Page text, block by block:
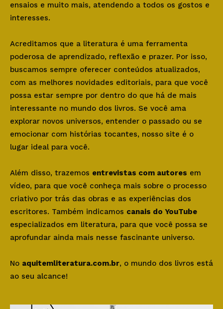
ensaios e muito mais, atendendo a todos os gostos e
interesses.
Acreditamos que a literatura é uma ferramenta
poderosa de aprendizado, reflexão e prazer. Por isso,
buscamos sempre oferecer conteúdos atualizados,
com as melhores novidades editoriais, para que você
possa estar sempre por dentro do que há de mais
interessante no mundo dos livros. Se você ama
explorar novos universos, entender o passado ou se
emocionar com histórias tocantes, nosso site é o
lugar ideal para você.
Além disso, trazemos entrevistas com autores em
vídeo, para que você conheça mais sobre o processo
criativo por trás das obras e as experiências dos
escritores. Também indicamos canais do YouTube
especializados em literatura, para que você possa se
aprofundar ainda mais nesse fascinante universo.
No aquitemliteratura.com.br, o mundo dos livros está
ao seu alcance!